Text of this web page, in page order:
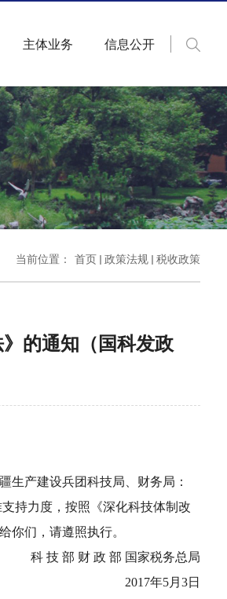
主体业务 信息公开
当前位置： 首页 政策法规 税收政策
的通知（国科发政
生产建设兵团科技局、财务局：
持力度，按照《深化科技体制改
你们，请遵照执行。
科 技 部 财 政 部 国家税务总局
2017年5月3日